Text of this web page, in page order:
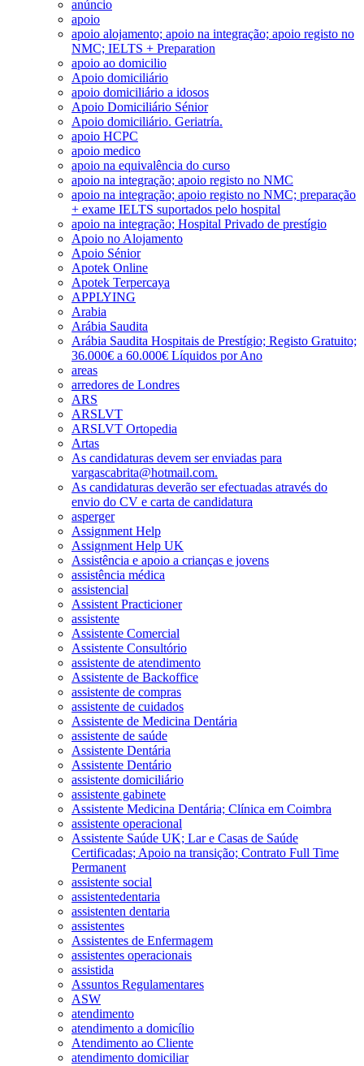
anúncio
apoio
apoio alojamento; apoio na integração; apoio registo no
NMC; IELTS + Preparation
apoio ao domicilio
Apoio domiciliário
apoio domiciliário a idosos
Apoio Domiciliário Sénior
Apoio domiciliário. Geriatría.
apoio HCPC
apoio medico
apoio na equivalência do curso
apoio na integração; apoio registo no NMC
apoio na integração; apoio registo no NMC; preparação
+ exame IELTS suportados pelo hospital
apoio na integração; Hospital Privado de prestígio
Apoio no Alojamento
Apoio Sénior
Apotek Online
Apotek Terpercaya
APPLYING
Arabia
Arábia Saudita
Arábia Saudita Hospitais de Prestígio; Registo Gratuito;
36.000€ a 60.000€ Líquidos por Ano
areas
arredores de Londres
ARS
ARSLVT
ARSLVT Ortopedia
Artas
As candidaturas devem ser enviadas para
vargascabrita@hotmail.com.
As candidaturas deverão ser efectuadas através do
envio do CV e carta de candidatura
asperger
Assignment Help
Assignment Help UK
Assistência e apoio a crianças e jovens
assistência médica
assistencial
Assistent Practicioner
assistente
Assistente Comercial
Assistente Consultório
assistente de atendimento
Assistente de Backoffice
assistente de compras
assistente de cuidados
Assistente de Medicina Dentária
assistente de saúde
Assistente Dentária
Assistente Dentário
assistente domiciliário
assistente gabinete
Assistente Medicina Dentária; Clínica em Coimbra
assistente operacional
Assistente Saúde UK; Lar e Casas de Saúde
Certificadas; Apoio na transição; Contrato Full Time
Permanent
assistente social
assistentedentaria
assistenten dentaria
assistentes
Assistentes de Enfermagem
assistentes operacionais
assistida
Assuntos Regulamentares
ASW
atendimento
atendimento a domicílio
Atendimento ao Cliente
atendimento domiciliar